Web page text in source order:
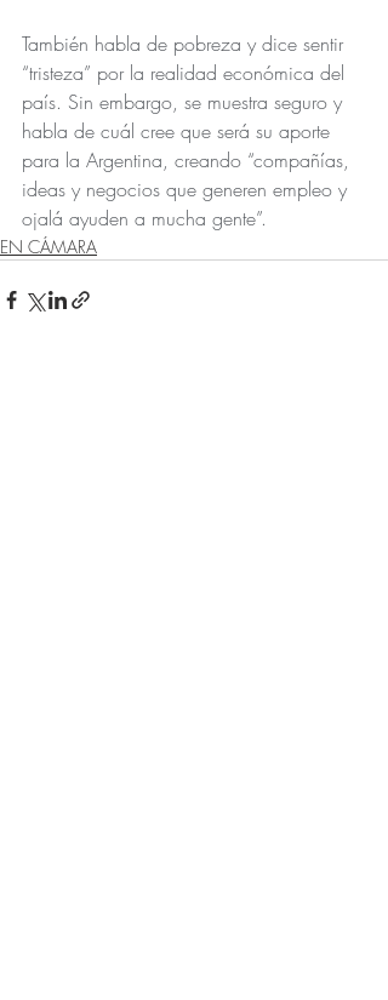
También habla de pobreza y dice sentir
“tristeza” por la realidad económica del
país. Sin embargo, se muestra seguro y
habla de cuál cree que será su aporte
para la Argentina, creando “compañías,
ideas y negocios que generen empleo y
ojalá ayuden a mucha gente”.
EN CÁMARA